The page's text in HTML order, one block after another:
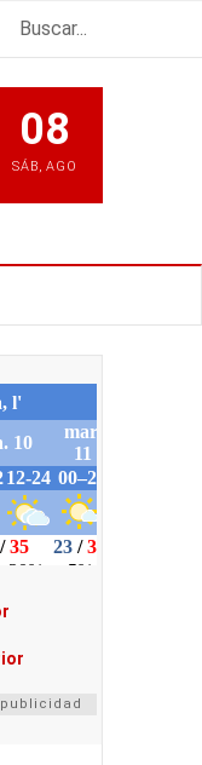
08
SÁB, AGO
publicidad